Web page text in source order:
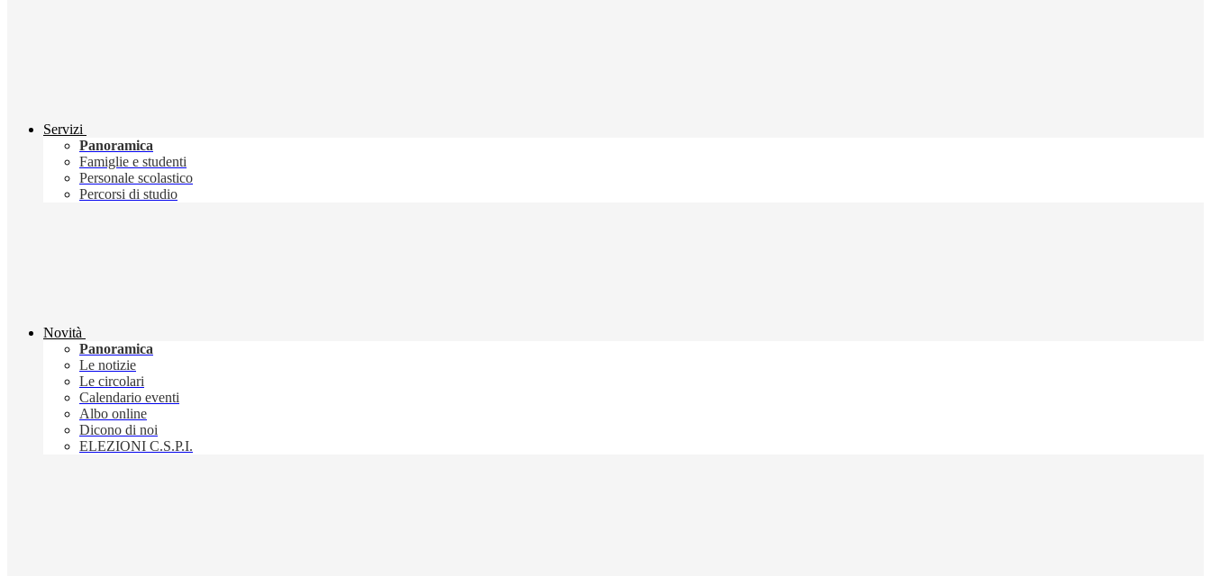
Servizi
Panoramica
Famiglie e studenti
Personale scolastico
Percorsi di studio
Novità
Panoramica
Le notizie
Le circolari
Calendario eventi
Albo online
Dicono di noi
ELEZIONI C.S.P.I.